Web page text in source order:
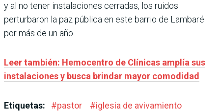
y al no tener instalaciones cerradas, los ruidos
perturbaron la paz pública en este barrio de Lambaré
por más de un año.
Leer también: Hemocentro de Clínicas amplía sus
instalaciones y busca brindar mayor comodidad
Etiquetas: #pastor #iglesia de avivamiento